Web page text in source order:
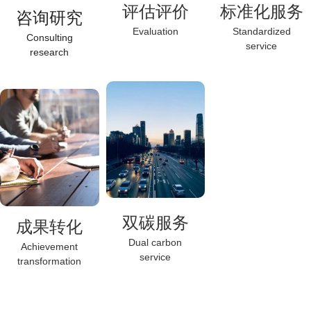
咨询研究
Consulting
research
评估评价
Evaluation
标准化服务
Standardized
service
成果转化
Achievement
transformation
双碳服务
Dual carbon
service